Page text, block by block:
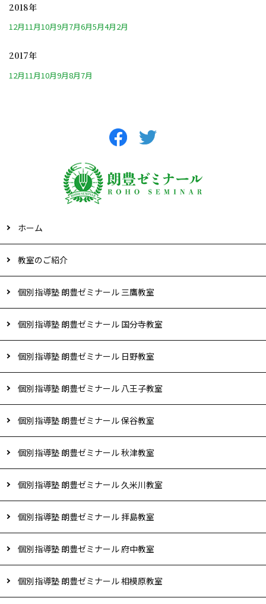
2018年
12月11月10月9月7月6月5月4月2月
2017年
12月11月10月9月8月7月
ホーム
教室のご紹介
個別指導塾 朗豊ゼミナール 三鷹教室
個別指導塾 朗豊ゼミナール 国分寺教室
個別指導塾 朗豊ゼミナール 日野教室
個別指導塾 朗豊ゼミナール 八王子教室
個別指導塾 朗豊ゼミナール 保谷教室
個別指導塾 朗豊ゼミナール 秋津教室
個別指導塾 朗豊ゼミナール 久米川教室
個別指導塾 朗豊ゼミナール 拝島教室
個別指導塾 朗豊ゼミナール 府中教室
個別指導塾 朗豊ゼミナール 相模原教室